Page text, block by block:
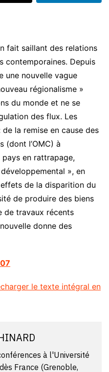
fait saillant des relations
contemporaines. Depuis
une nouvelle vague
régionalisme »
du monde et ne se
des flux. Les
la remise en cause des
(dont l’OMC) à
pays en rattrapage,
», en
de la disparition du
de produire des biens
de travaux récents
donne des
le texte intégral en
à l'Université
France (Grenoble,